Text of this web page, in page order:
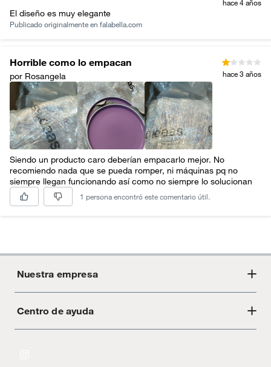
hace 4 años
El diseño es muy elegante
Publicado originalmente en falabella.com
Horrible como lo empacan
por Rosangela hace 3 años
Siendo un producto caro deberían empacarlo mejor. No
recomiendo nada que se pueda romper, ni máquinas pq no
siempre llegan funcionando así como no siempre lo solucionan
1 persona encontró este comentario útil.
Nuestra empresa
Acerca de Crate
Centro de ayuda